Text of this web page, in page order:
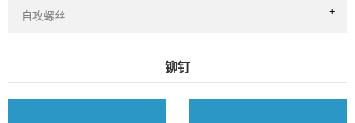
自攻螺丝
铆钉
当前位置：首页>产品中心> 铆钉